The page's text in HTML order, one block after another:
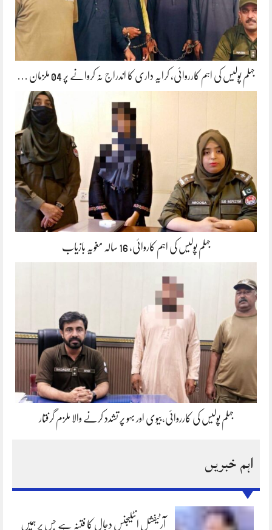
جہلم پولیس کی اہم کارروائی، کرایہ داری کا اندراج نہ کروانے پر 04 ملزمان …
جہلم پولیس کی اہم کاروائی، 16 سالہ مغویہ بازیاب
جہلم پولیس کی کارروائی،بیوی اور بہو پر تشدد کرنے والا ملزم گرفتار
اہم خبریں
آرٹیفشل انٹلیجنس دجال کا فتنہ ہے جس پر ہمیں